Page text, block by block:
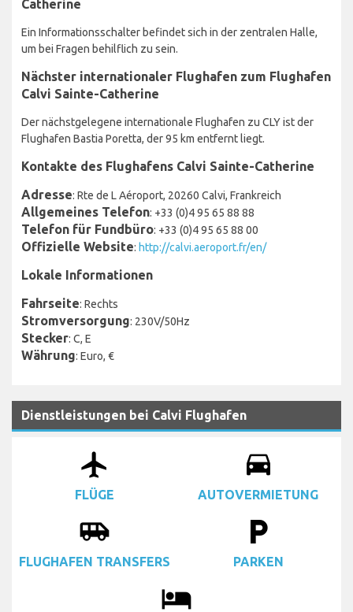
Catherine
Ein Informationsschalter befindet sich in der zentralen Halle,
um bei Fragen behilflich zu sein.
Nächster internationaler Flughafen zum Flughafen
Calvi Sainte-Catherine
Der nächstgelegene internationale Flughafen zu CLY ist der
Flughafen Bastia Poretta, der 95 km entfernt liegt.
Kontakte des Flughafens Calvi Sainte-Catherine
Adresse: Rte de L Aéroport, 20260 Calvi, Frankreich
Allgemeines Telefon: +33 (0)4 95 65 88 88
Telefon für Fundbüro: +33 (0)4 95 65 88 00
Offizielle Website: http://calvi.aeroport.fr/en/
Lokale Informationen
Fahrseite: Rechts
Stromversorgung: 230V/50Hz
Stecker: C, E
Währung: Euro, €
Dienstleistungen bei Calvi Flughafen
airplanemode_active
FLÜGE
drive_eta
AUTOVERMIETUNG
airport_shuttle
FLUGHAFEN TRANSFERS
local_parking
PARKEN
local_hotel